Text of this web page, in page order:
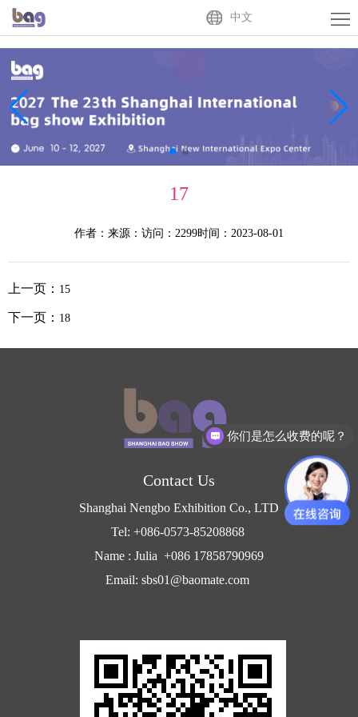
中文
Home
Exhibitor
Buyer
Activities
文
17
作者： 来源： 访问：2299时间：2023-08-01
上一页： 15
下一页： 18
Contact Us
Shanghai Nengbo Exhibition Co., LTD
Tel: +086-0573-85208868
Name : Julia +086 17858790969
Email: sbs01@baomate.com
你们是怎么收费的呢？